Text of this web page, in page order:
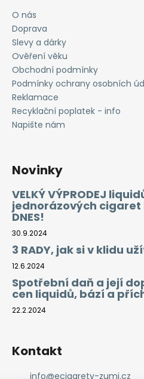
O nás
Doprava
Slevy a dárky
Ověření věku
Obchodní podmínky
Podmínky ochrany osobních
Reklamace
Recyklační poplatek - info
Napište nám
Novinky
VELKÝ VÝPRODEJ
jednorázových cigaret
DNES!
30.9.2024
3 RADY, jak si v klidu
12.6.2024
Spotřební daň a její
cen liquidů, bází a
22.2.2024
Kontakt
info@ecigarety-zumi.cz